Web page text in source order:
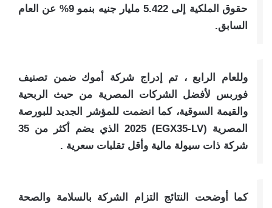
حقوق الملكية إلى 5.422 مليار جنيه بنمو 9% عن العام
السابق.
وللعام الرابع ، تم إدراج شركة أموك ضمن تصنيف
فوربس لأفضل الشركات المصرية من حيث الربحية
والقيمة السوقية، كما انضمت للمؤشر الجديد للبورصة
المصرية (EGX35-LV) 2025 الذي يضم أكثر من 35
شركة ذات سيولة مالية وأقل تقلبات سعرية .
كما أوضحت النتائج التزام الشركة بالسلامة والصحة